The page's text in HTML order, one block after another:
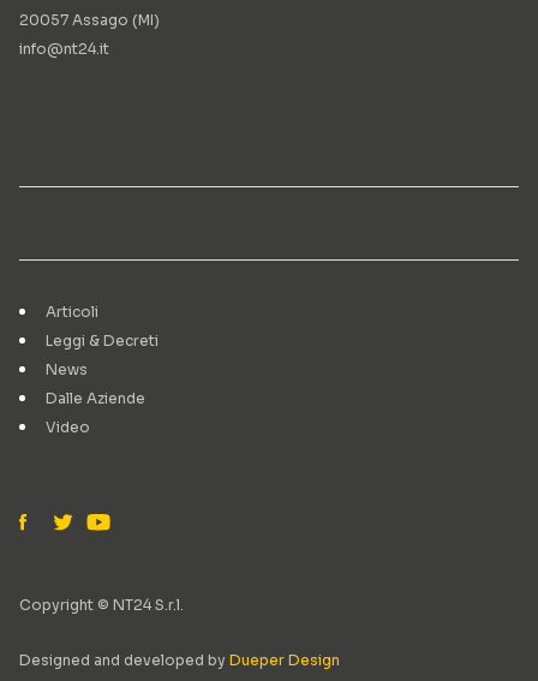
20057 Assago (MI)
info@nt24.it
Articoli
Leggi & Decreti
News
Dalle Aziende
Video
Copyright © NT24 S.r.l.
Designed and developed by Dueper Design